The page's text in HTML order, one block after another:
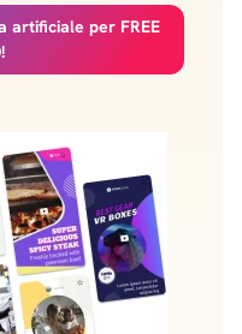
artificiale per FREE